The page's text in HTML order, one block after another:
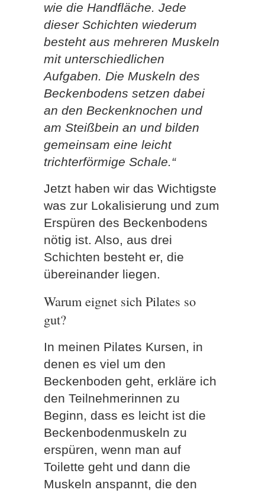
wie die Handfläche. Jede
dieser Schichten wiederum
besteht aus mehreren Muskeln
mit unterschiedlichen
Aufgaben. Die Muskeln des
Beckenbodens setzen dabei
an den Beckenknochen und
am Steißbein an und bilden
gemeinsam eine leicht
trichterförmige Schale.“
Jetzt haben wir das Wichtigste
was zur Lokalisierung und zum
Erspüren des Beckenbodens
nötig ist. Also, aus drei
Schichten besteht er, die
übereinander liegen.
Warum eignet sich Pilates so
gut?
In meinen Pilates Kursen, in
denen es viel um den
Beckenboden geht, erkläre ich
den Teilnehmerinnen zu
Beginn, dass es leicht ist die
Beckenbodenmuskeln zu
erspüren, wenn man auf
Toilette geht und dann die
Muskeln anspannt, die den